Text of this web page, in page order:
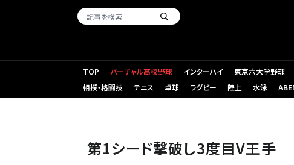
TOP バーチャル高校野球 インターハイ 東京六大学野球
相撲・格闘技
テニス 卓球 ラグビー 陸上 水泳
第1シード撃破し3度目V王手